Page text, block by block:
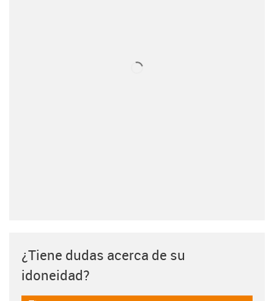
¿Tiene dudas acerca de su
idoneidad?